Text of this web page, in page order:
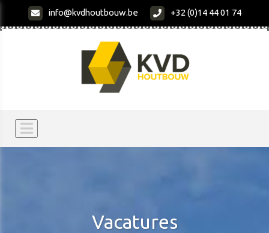
info@kvdhoutbouw.be +32 (0)14 44 01 74
Vacatures